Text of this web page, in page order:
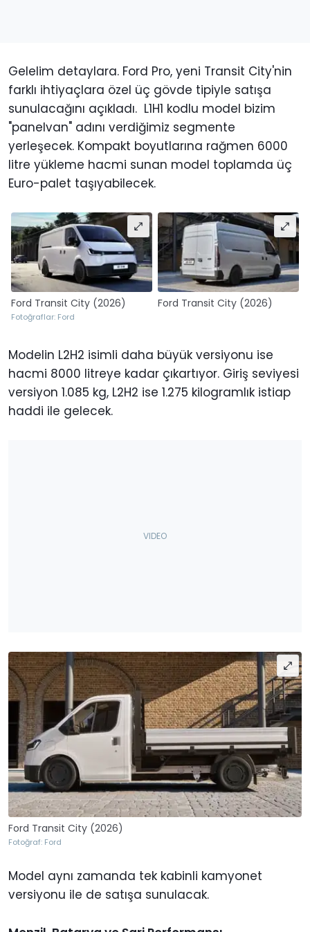
Gelelim detaylara. Ford Pro, yeni Transit City'nin
farklı ihtiyaçlara özel üç gövde tipiyle satışa
sunulacağını açıkladı. L1H1 kodlu model bizim
"panelvan" adını verdiğimiz segmente
yerleşecek. Kompakt boyutlarına rağmen 6000
litre yükleme hacmi sunan model toplamda üç
Euro-palet taşıyabilecek.
Ford Transit City (2026)
Fotoğraflar: Ford
Ford Transit City (2026)
Modelin L2H2 isimli daha büyük versiyonu ise
hacmi 8000 litreye kadar çıkartıyor. Giriş seviyesi
versiyon 1.085 kg, L2H2 ise 1.275 kilogramlık istiap
haddi ile gelecek.
Ford Transit City (2026)
Fotoğraf: Ford
Model aynı zamanda tek kabinli kamyonet
versiyonu ile de satışa sunulacak.